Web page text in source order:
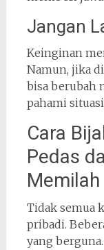
Jangan
Keinginan
Namun, jika
bisa berubah
pahami
Cara
Pedas
Memilah
Tidak semua
pribadi.
yang